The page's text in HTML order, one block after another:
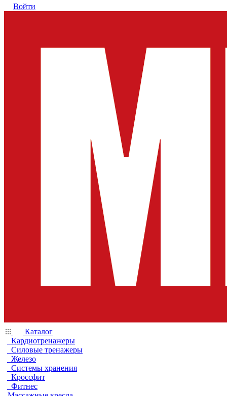
Войти
Каталог
Кардиотренажеры
Силовые тренажеры
Железо
Системы хранения
Кроссфит
Фитнес